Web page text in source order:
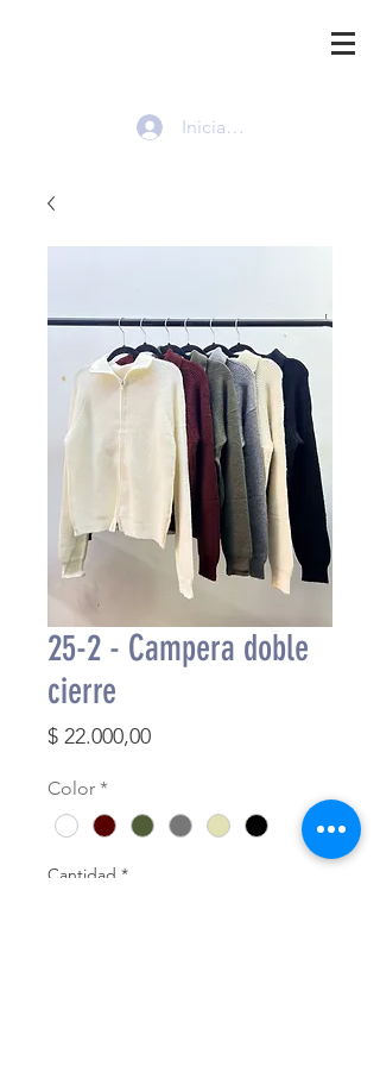
Iniciar sesión
25-2 - Campera doble
cierre
$ 22.000,00Precio
Color *
Cantidad *